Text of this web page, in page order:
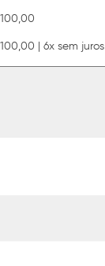
| 6x sem juros